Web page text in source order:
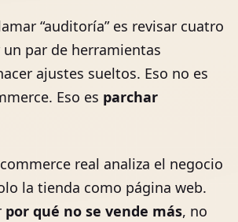
“auditoría” es revisar cuatro
par de herramientas
ajustes sueltos. Eso no es
Eso es parchar
real analiza el negocio
la tienda como página web.
por qué no se vende más, no